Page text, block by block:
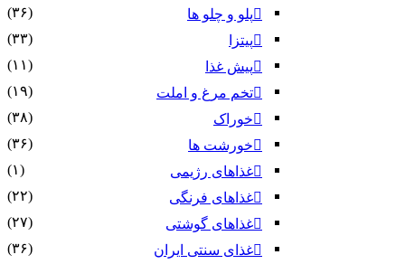
پلو و چلو ها
(۳۶)
پیتزا
(۳۳)
پیش غذا
(۱۱)
تخم مرغ و املت
(۱۹)
خوراک
(۳۸)
خورشت ها
(۳۶)
غذاهای رژیمی
(۱)
غذاهای فرنگی
(۲۲)
غذاهای گوشتی
(۲۷)
غذای سنتی ایران
(۳۶)